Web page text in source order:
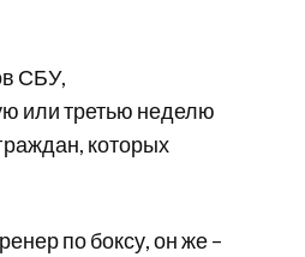
СБУ,
или третью неделю
которых
по боксу, он же –